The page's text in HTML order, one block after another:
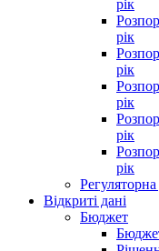
рік
рік
рік
рік
рік
рік
Регуляторна
Відкриті дані
Бюджет